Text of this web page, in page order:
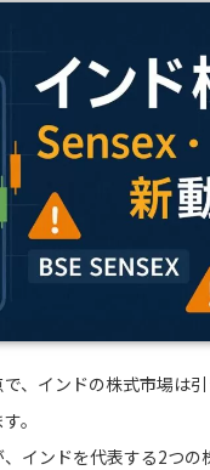
、インドの株式市場は
。
インドを代表する2つの